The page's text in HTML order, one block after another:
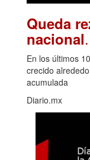
Queda
nacional
En los últimos
crecido
acumulada
Diario.mx